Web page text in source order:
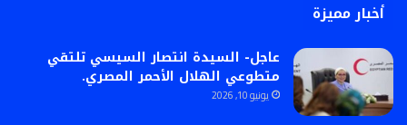
أخبار مميزة
عاجل- السيدة انتصار السيسي تلتقي
متطوعي الهلال الأحمر المصري.
يونيو 10, 2026